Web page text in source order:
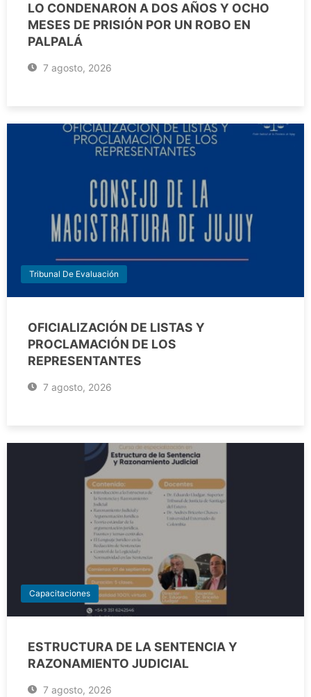
LO CONDENARON A DOS AÑOS Y OCHO
MESES DE PRISIÓN POR UN ROBO EN
PALPALÁ
7 agosto, 2026
Tribunal De Evaluación
OFICIALIZACIÓN DE LISTAS Y
PROCLAMACIÓN DE LOS
REPRESENTANTES
7 agosto, 2026
Capacitaciones
ESTRUCTURA DE LA SENTENCIA Y
RAZONAMIENTO JUDICIAL
7 agosto, 2026